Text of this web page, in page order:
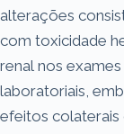
alterações
com toxicidade
renal nos exames
laboratoriais,
efeitos colaterais